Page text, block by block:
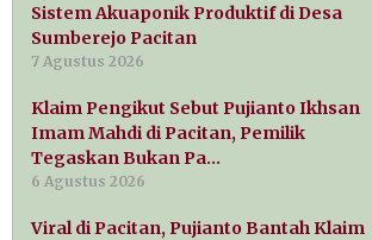
Sistem Akuaponik Produktif di Desa
Sumberejo Pacitan
7 Agustus 2026
Klaim Pengikut Sebut Pujianto Ikhsan
Imam Mahdi di Pacitan, Pemilik
Tegaskan Bukan Pa…
6 Agustus 2026
Viral di Pacitan, Pujianto Bantah Klaim